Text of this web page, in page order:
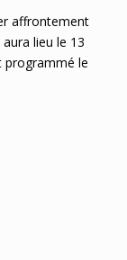
affrontement
lieu le 13
programmé le